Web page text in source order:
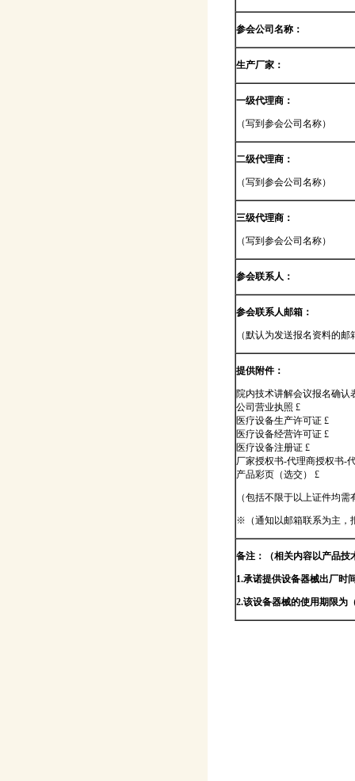
参会公司名称：
生产厂家：
一级代理商：
（写到参会公司名称）
二级代理商：
（写到参会公司名称）
三级代理商：
（写到参会公司名称）
参会联系人：
参会联系人邮箱：
（默认为发送报名资料的
提供附件：
院内技术讲解会议报名确认
公司营业执照 £
医疗设备生产许可证 £
医疗设备经营许可证 £
医疗设备注册证 £
厂家授权书-代理商授权书-
产品彩页（选交） £
（包括不限于以上证件均
※（通知以邮箱联系为主，
备注：（相关内容以产品技
1.承诺提供设备器械出厂时
2.该设备器械的使用期限